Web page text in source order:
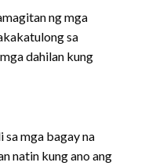
ng mga
sa
dahilan kung
mga bagay na
natin kung ano ang